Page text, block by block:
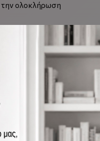
την ολοκλήρωση
του
αυτό
το άλλο
ανοικτού προς